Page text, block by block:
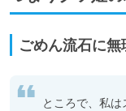
ごめん流石に無
ところで、私は